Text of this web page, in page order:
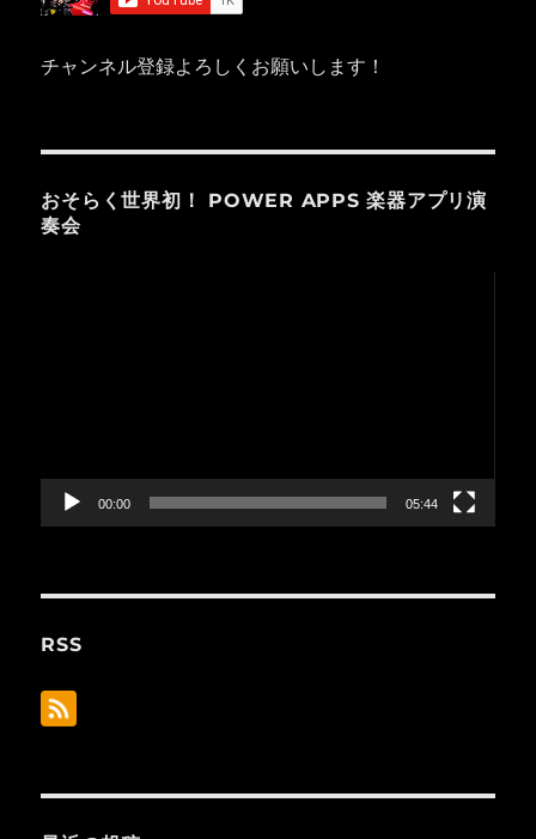
チャンネル登録よろしくお願いします！
おそらく世界初！ POWER APPS 楽器アプリ演
奏会
ー
00:00 05:44
RSS